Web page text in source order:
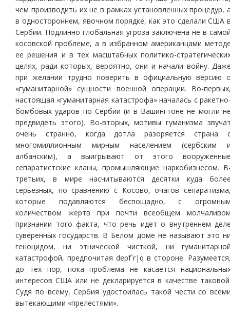
чем производить их не в рамках установленных процедур,
в одностороннем, явочном порядке, как это сделали США
Сербии. Подлинно глобальная угроза заключена не в
косовской проблеме, а в избранном американцами
ее решения и в тех масштабных политико-
целях, ради которых, вероятно, они и начали войну.
при желании трудно поверить в официальную версию
«гуманитарной» сущности военной операции. Во-
настоящая «гуманитарная катастрофа» началась с
бомбовых ударов по Сербии (и в Вашингтоне не могли
предвидеть этого). Во-вторых, мотивы гуманизма
очень странно, когда дотла разоряется страна
многомиллионным мирным населением (сербским
албанским), а выигрывают от этого
сепаратистские кланы, промышляющие наркобизнесом.
третьих, в мире насчитываются десятки куда
серьезных, по сравнению с Косово, очагов
которые подавляются беспощадно, с
количеством жертв при почти всеобщем
признании того факта, что речь идет о внутреннем
суверенных государств. В Белом доме не называют это
геноцидом, ни этнической чисткой, ни
катастрофой, предпочитая depf`r|q в стороне.
до тех пор, пока проблема не касается
интересов США или не декларируется в качестве
Судя по всему, Сербия удостоилась такой чести со
вытекающими «прелестями».